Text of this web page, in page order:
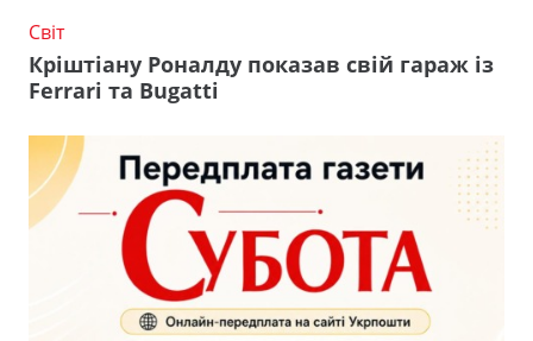
Світ
Кріштіану Роналду показав свій гараж із
Ferrari та Bugatti